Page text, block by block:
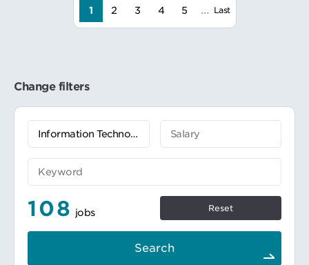
1 2 3 4 5 … Last
Change filters
108 jobs
Search
Reset